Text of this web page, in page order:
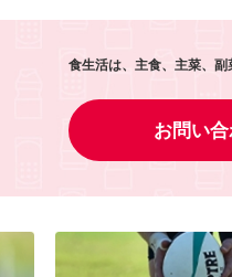
食生活は、主食、主菜、副
お問い